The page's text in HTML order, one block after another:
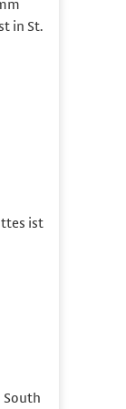
in St.
ist
South